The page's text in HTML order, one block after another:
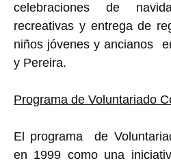
celebraciones de
recreativas y entrega de
niños jóvenes y ancianos
y Pereira.
Programa de Voluntariado
El programa de
en 1999 como una